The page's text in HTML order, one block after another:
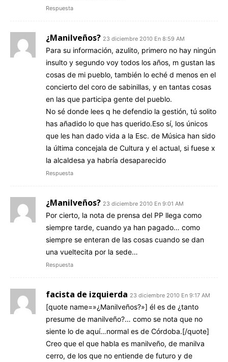
Respuesta
¿Manilveños? 23 diciembre 2010 En 8:59 AM
Para su información, azulito, primero no hay ningún
insulto y segundo voy todos los años, m gustan las
cosas de mi pueblo, también lo eché d menos en el
concierto del coro de sabinillas, y en tantas cosas
en las que participa gente del pueblo.
No sé donde lees q he defendio la gestión, tú solito
has añadido lo que has querido.Eso sí, los únicos
que les han dado vida a la Esc. de Música han sido
la última concejala de Cultura y el actual, si fuese x
la alcaldesa ya habría desaparecido
Respuesta
¿Manilveños? 23 diciembre 2010 En 9:01 AM
Por cierto, la nota de prensa del PP llega como
siempre tarde, cuando ya han pagado… como
siempre se enteran de las cosas cuando se dan
una vueltecita por la sede…
Respuesta
facista de izquierda 23 diciembre 2010 En 9:17 AM
[quote name=»¿Manilveños?»] él es de ¿tanto
presume de manilveño?… como se nota que no
siente lo de aquí…normal es de Córdoba.[/quote]
Creo que el que habla es manilveño, de manilva
cerro, de los que no entiende de futuro y de